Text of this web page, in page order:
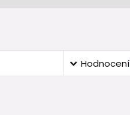
Hodnocení